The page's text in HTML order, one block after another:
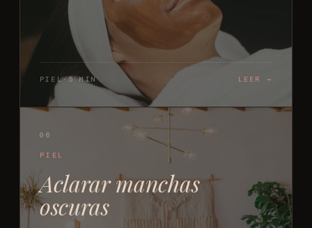
PIEL·5 MIN LEER →
06
PIEL
Aclarar manchas
oscuras